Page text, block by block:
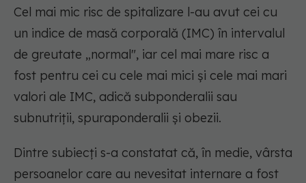
Cel mai mic risc de spitalizare l-au avut cei cu
un indice de masă corporală (IMC) în intervalul
de greutate „normal", iar cel mai mare risc a
fost pentru cei cu cele mai mici și cele mai mari
valori ale IMC, adică subponderalii sau
subnutriții, spuraponderalii și obezii.
Dintre subiecți s-a constatat că, în medie, vârsta
persoanelor care au nevesitat internare a fost